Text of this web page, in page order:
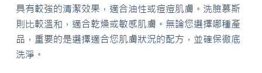
具有較強的清潔效果，適合油性或痘痘肌膚。洗臉慕斯
則比較溫和，適合乾燥或敏感肌膚。無論您選擇哪種產
品，重要的是選擇適合您肌膚狀況的配方，並確保徹底
洗淨。